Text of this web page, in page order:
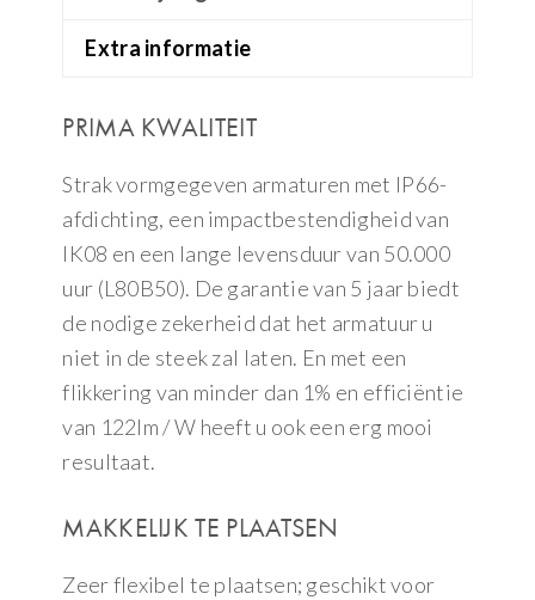
Extra informatie
PRIMA KWALITEIT
Strak vormgegeven armaturen met IP66-
afdichting, een impactbestendigheid van
IK08 en een lange levensduur van 50.000
uur (L80B50). De garantie van 5 jaar biedt
de nodige zekerheid dat het armatuur u
niet in de steek zal laten. En met een
flikkering van minder dan 1% en efficiëntie
van 122lm / W heeft u ook een erg mooi
resultaat.
MAKKELIJK TE PLAATSEN
Zeer flexibel te plaatsen; geschikt voor